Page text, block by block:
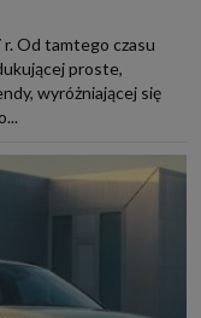
Od tamtego czasu
proste,
wyróżniającej się